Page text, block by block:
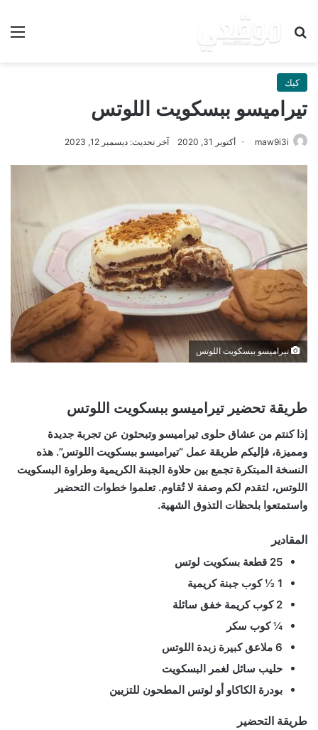
بحث عن
كيك
تيراميسو ببسكويت اللوتس
maw9i3i أكتوبر 31, 2020 آخر تحديث: ديسمبر 12, 2023
تيراميسو ببسكويت اللوتس
طريقة تحضير تيراميسو ببسكويت اللوتس
إذا كنتم من عشاق حلوى تيراميسو وتبحثون عن تجربة جديدة
ومميزة، فإليكم طريقة عمل “تيراميسو ببسكويت اللوتس”. هذه
النسخة المبتكرة تجمع بين حلاوة الجبنة الكريمية وطراوة البسكويت
اللوتس، لتقدم لكم وصفة لا تُقاوم. تعلموا خطوات التحضير
واستمتعوا بلحظات التذوق الشهية.
المقادير
25 قطعة بسكويت لوتس
1 ½ كوب جبنة كريمية
2 كوب كريمة خفق سائلة
¼ كوب سكر
6 ملاعق كبيرة زبدة اللوتس
حليب سائل لغمر البسكويت
بودرة الكاكاو أو لوتس المطحون للتزيين
طريقة التحضير